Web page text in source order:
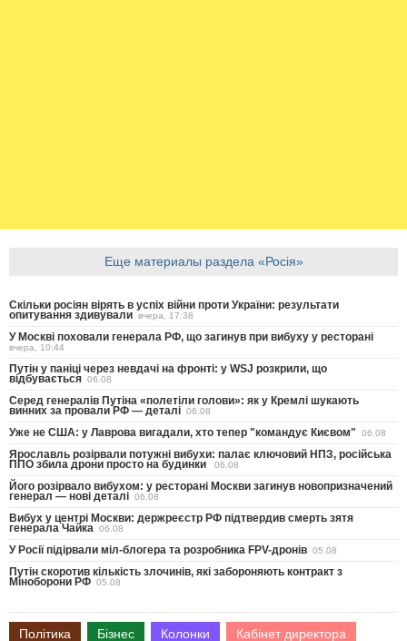
Еще материалы раздела «Росія»
Скільки росіян вірять в успіх війни проти України: результати
опитування здивували вчера, 17:38
У Москві поховали генерала РФ, що загинув при вибуху у ресторані
вчера, 10:44
Путін у паніці через невдачі на фронті: у WSJ розкрили, що
відбувається 06.08
Серед генералів Путіна «полетіли голови»: як у Кремлі шукають
винних за провали РФ — деталі 06.08
Уже не США: у Лаврова вигадали, хто тепер "командує Києвом" 06.08
Ярославль розірвали потужні вибухи: палає ключовий НПЗ, російська
ППО збила дрони просто на будинки 06.08
Його розірвало вибухом: у ресторані Москви загинув новопризначений
генерал — нові деталі 06.08
Вибух у центрі Москви: держреєстр РФ підтвердив смерть зятя
генерала Чайка 06.08
У Росії підірвали міл-блогера та розробника FPV-дронів 05.08
Путін скоротив кількість злочинів, які забороняють контракт з
Міноборони РФ 05.08
Політика Бізнес Колонки Кабінет директора